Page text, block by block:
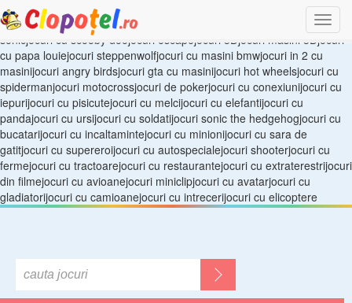
jocuri in aer liberjocuri html5jocuri candy crush sagajocuri gratis pentru
telefonul mobiljocuri gratis pentru tabletajocuri cu Adam si Evajocuri cu
sonicjocuri cu scooby doojocuri escapejocuri 3Djocuri masini 3Djocuri
cu papa louiejocuri steppenwolfjocuri cu masini bmwjocuri in 2 cu
masinijocuri angry birdsjocuri gta cu masinijocuri hot wheelsjocuri cu
spidermanjocuri motocrossjocuri de pokerjocuri cu conexiunijocuri cu
iepurijocuri cu pisicutejocuri cu melcijocuri cu elefantijocuri cu
pandajocuri cu ursijocuri cu soldatijocuri sonic the hedgehogjocuri cu
bucatarijocuri cu incaltamintejocuri cu minionijocuri cu sara de
gatitjocuri cu supereroijocuri cu autospecialejocuri shooterjocuri cu
fermejocuri cu tractoarejocuri cu restaurantejocuri cu extraterestrijocuri
din filmejocuri cu avioanejocuri miniclipjocuri cu avatarjocuri cu
gladiatorijocuri cu camioanejocuri cu intrecerijocuri cu elicoptere